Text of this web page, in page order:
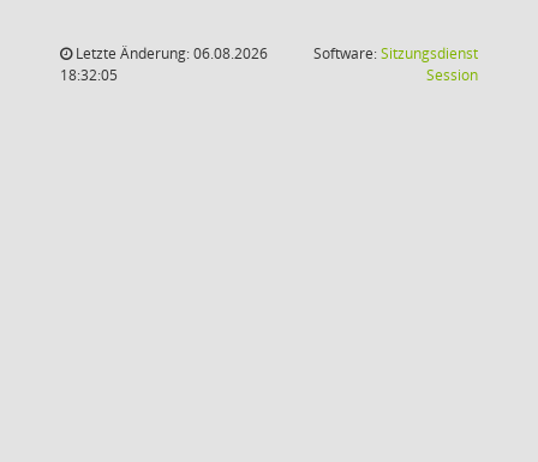
Letzte Änderung: 06.08.2026
18:32:05
Software:Sitzungsdienst
Session(Wird in